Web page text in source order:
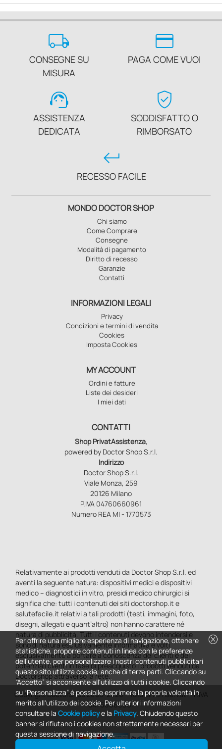
local_shipping
CONSEGNE SU
MISURA
credit_card
PAGA COME VUOI
support_agent
ASSISTENZA
DEDICATA
verified_user
SODDISFATTO O
RIMBORSATO
keyboard_return
RECESSO FACILE
MONDO DOCTOR SHOP
Chi siamo
Come Comprare
Consegne
Modalità di pagamento
Diritto di recesso
Garanzie
Contatti
INFORMAZIONI LEGALI
Privacy
Condizioni e termini di vendita
Cookies
Imposta Cookies
MY ACCOUNT
Ordini e fatture
Liste dei desideri
I miei dati
CONTATTI
Shop PrivatAssistenza,
powered by Doctor Shop S.r.l.
Indirizzo
Doctor Shop S.r.l.
Viale Monza, 259
20126 Milano
P.IVA 04760660961
Numero REA MI - 1770573
Relativamente ai prodotti venduti da Doctor Shop S.r.l. ed
aventi la seguente natura: dispositivi medici e dispositivi
medico – diagnostici in vitro, presidi medico chirurgici si
significa che: tutti i contenuti dei siti doctorshop.it e
salutefacile.it relativi a tali prodotti (testi, immagini, foto,
disegni, allegati e quant’altro) non hanno carattere né
natura di pubblicità. Tutti i contenuti devono intendersi e
sono di natura esclusivamente informativa e volti
esclusivamente a portare a conoscenza dei clienti e dei
potenziali clienti in fase di preacquisto i prodotti venduti da
Doctorshop attraverso la rete.
Copyright DoctorShop 2005-2026 - Tutti diritti riservati - P.IVA
04760660961
cancel
Per offrire una migliore esperienza di navigazione, ottenere
statistiche, proporre contenuti in linea con le preferenze
dell'utente, per personalizzare i nostri contenuti pubblicitari
questo sito utilizza cookie, anche di terze parti. Cliccando su
“Accetto” si acconsente all'utilizzo di tutti i cookie. Cliccando
su “Personalizza” è possibile esprimere la propria volontà in
merito all'utilizzo dei cookie. Per ulteriori informazioni
consultare la Cookie policye la Privacy. Chiudendo questo
banner si rifiutano i cookies non strettamente necessari per
questa sessione di navigazione.